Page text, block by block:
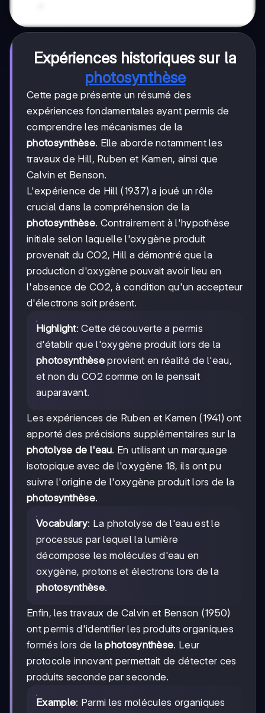
Expériences historiques sur la
photosynthèse
Cette page présente un résumé des
expériences fondamentales ayant permis de
comprendre les mécanismes de la
photosynthèse. Elle aborde notamment les
travaux de Hill, Ruben et Kamen, ainsi que
Calvin et Benson.
L'expérience de Hill (1937) a joué un rôle
crucial dans la compréhension de la
photosynthèse. Contrairement à l'hypothèse
initiale selon laquelle l'oxygène produit
provenait du CO2, Hill a démontré que la
production d'oxygène pouvait avoir lieu en
l'absence de CO2, à condition qu'un accepteur
d'électrons soit présent.
Highlight: Cette découverte a permis
d'établir que l'oxygène produit lors de la
photosynthèseprovient en réalité de l'eau,
et non du CO2 comme on le pensait
auparavant.
Les expériences de Ruben et Kamen (1941) ont
apporté des précisions supplémentaires sur la
photolyse de l'eau. En utilisant un marquage
isotopique avec de l'oxygène 18, ils ont pu
suivre l'origine de l'oxygène produit lors de la
photosynthèse.
Vocabulary: La photolyse de l'eau est le
processus par lequel la lumière
décompose les molécules d'eau en
oxygène, protons et électrons lors de la
photosynthèse.
Enfin, les travaux de Calvin et Benson (1950)
ont permis d'identifier les produits organiques
formés lors de laphotosynthèse. Leur
protocole innovant permettait de détecter ces
produits seconde par seconde.
Example: Parmi les molécules organiques